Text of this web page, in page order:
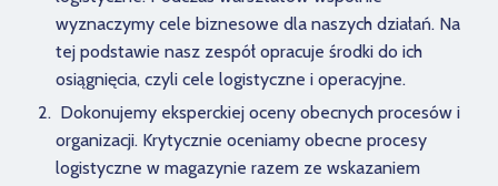
wyznaczymy cele biznesowe dla naszych działań. Na
tej podstawie nasz zespół opracuje środki do ich
osiągnięcia, czyli cele logistyczne i operacyjne.
Dokonujemy eksperckiej oceny obecnych procesów i
organizacji. Krytycznie oceniamy obecne procesy
logistyczne w magazynie razem ze wskazaniem